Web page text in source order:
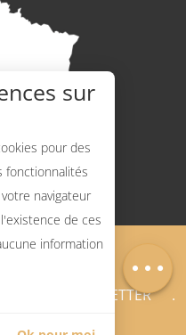
Description
site
NEWSLETTER
sur
pour des
fonctionnalités
navigateur
de ces
information